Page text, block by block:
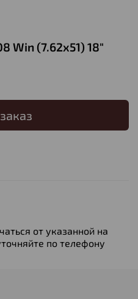
Win (7.62x51) 18"
от указанной на
по телефону